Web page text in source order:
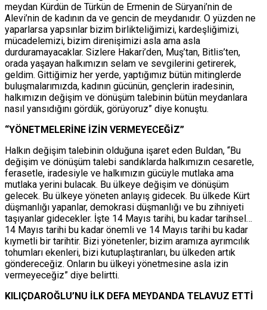
meydan Kürdün de Türkün de Ermenin de Süryani’nin de
Alevi’nin de kadının da ve gencin de meydanıdır. O yüzden ne
yaparlarsa yapsınlar bizim birlikteliğimizi, kardeşliğimizi,
mücadelemizi, bizim direnişimizi asla ama asla
durduramayacaklar. Sizlere Hakari’den, Muş’tan, Bitlis’ten,
orada yaşayan halkımızın selam ve sevgilerini getirerek,
geldim. Gittiğimiz her yerde, yaptığımız bütün mitinglerde
buluşmalarımızda, kadının gücünün, gençlerin iradesinin,
halkımızın değişim ve dönüşüm talebinin bütün meydanlara
nasıl yansıdığını gördük, görüyoruz” diye konuştu.
“YÖNETMELERİNE İZİN VERMEYECEĞİZ”
Halkın değişim talebinin olduğuna işaret eden Buldan, “Bu
değişim ve dönüşüm talebi sandıklarda halkımızın cesaretle,
ferasetle, iradesiyle ve halkımızın gücüyle mutlaka ama
mutlaka yerini bulacak. Bu ülkeye değişim ve dönüşüm
gelecek. Bu ülkeye yöneten anlayış gidecek. Bu ülkede Kürt
düşmanlığı yapanlar, demokrasi düşmanlığı ve bu zihniyeti
taşıyanlar gidecekler. İşte 14 Mayıs tarihi, bu kadar tarihsel…
14 Mayıs tarihi bu kadar önemli ve 14 Mayıs tarihi bu kadar
kıymetli bir tarihtir. Bizi yönetenler; bizim aramıza ayrımcılık
tohumları ekenleri, bizi kutuplaştıranları, bu ülkeden artık
göndereceğiz. Onların bu ülkeyi yönetmesine asla izin
vermeyeceğiz” diye belirtti.
KILIÇDAROĞLU’NU İLK DEFA MEYDANDA TELAVUZ ETTİ